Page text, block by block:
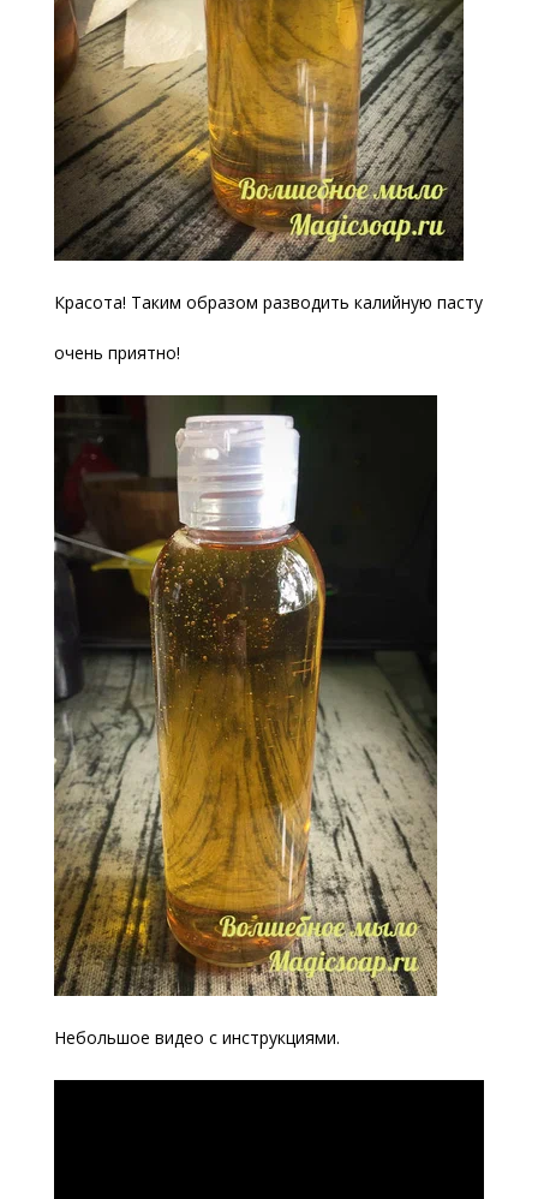
Красота! Таким образом разводить калийную пасту
очень приятно!
Небольшое видео с инструкциями.